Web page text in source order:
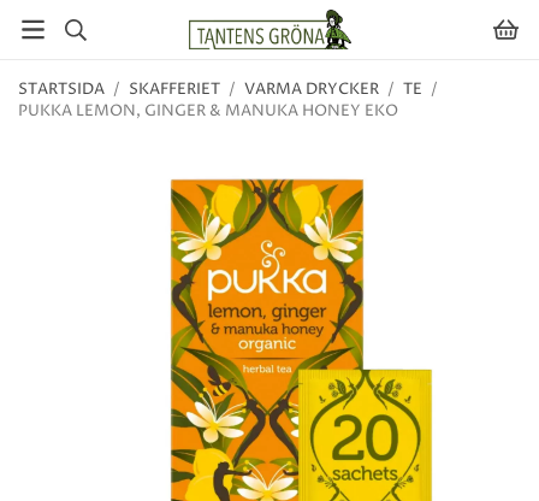
STARTSIDA / SKAFFERIET / VARMA DRYCKER / TE /
PUKKA LEMON, GINGER & MANUKA HONEY EKO